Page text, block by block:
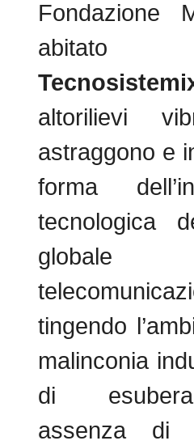
Fondazione
altorilievi
astraggono e
forma
tecnologica
tingendo
malinconia
di
assenza di